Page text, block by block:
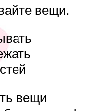
вещи.
вещи